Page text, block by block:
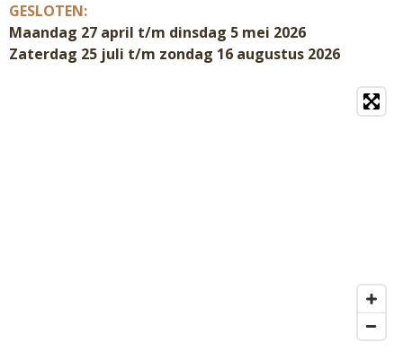
GESLOTEN:
Maandag 27 april t/m dinsdag 5 mei 2026
Zaterdag 25 juli t/m zondag 16 augustus 2026